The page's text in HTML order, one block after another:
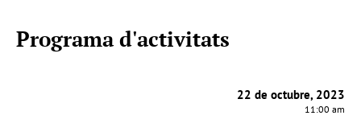
Programa d'activitats
22 de octubre, 2023
11:00 am